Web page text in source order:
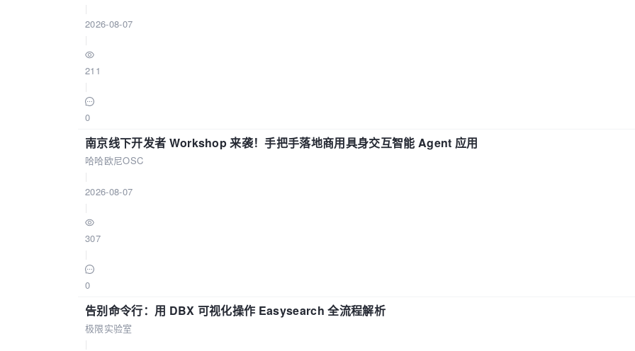
2026-08-07
211
0
南京线下开发者 Workshop 来袭！手把手落地商用具身交互智能 Agent 应用
哈哈欧尼OSC
2026-08-07
307
0
告别命令行：用 DBX 可视化操作 Easysearch 全流程解析
极限实验室